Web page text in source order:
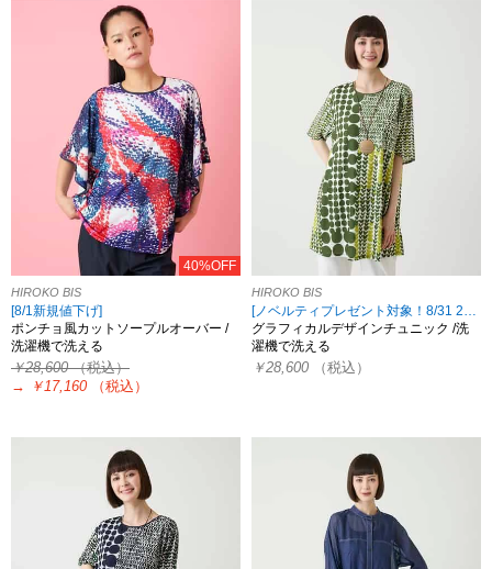
40%OFF
HIROKO BIS
[8/1新規値下げ]
ポンチョ風カットソープルオーバー /
洗濯機で洗える
￥28,600（税込）
→
￥17,160 （税込）
HIROKO BIS
[ノベルティプレゼント対象！8/31 23:59まで HIROKO限定]
グラフィカルデザインチュニック /洗
濯機で洗える
￥28,600 （税込）